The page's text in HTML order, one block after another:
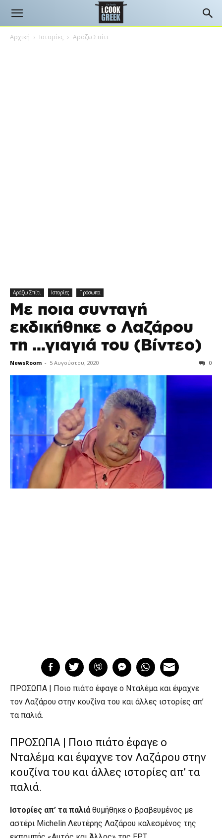
Αρχική Ιστορίες Αράζω Σπίτι
Αράζω Σπίτι Ιστορίες Πρόσωπα
Με ποια συνταγή
εκδικήθηκε ο Λαζάρου
τη …γιαγιά του (Βίντεο)
NewsRoom - 5 Αυγούστου, 2020 0
ΠΡΟΣΩΠΑ | Ποιο πιάτο έφαγε ο Νταλέμα και έψαχνε
τον Λαζάρου στην κουζίνα του και άλλες ιστορίες απ’
τα παλιά.
ΠΡΟΣΩΠΑ | Ποιο πιάτο έφαγε ο
Νταλέμα και έψαχνε τον Λαζάρου στην
κουζίνα του και άλλες ιστορίες απ’ τα
παλιά.
Ιστορίες απ’ τα παλιά θυμήθηκε ο βραβευμένος με
αστέρι Michelin Λευτέρης Λαζάρου καλεσμένος της